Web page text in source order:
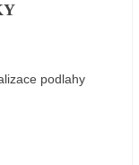
podlahy